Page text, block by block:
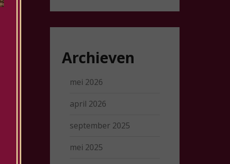
Archieven
mei 2026
april 2026
september 2025
mei 2025